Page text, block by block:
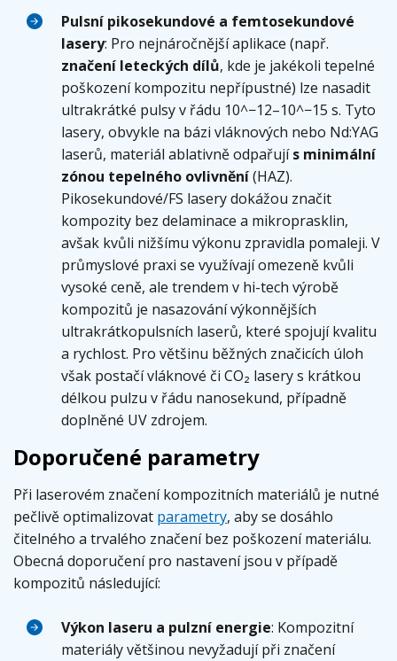
Pulsní pikosekundové a femtosekundové
lasery: Pro nejnáročnější aplikace (např.
značení leteckých dílů, kde je jakékoli tepelné
poškození kompozitu nepřípustné) lze nasadit
ultrakrátké pulsy v řádu 10^−12–10^−15 s. Tyto
lasery, obvykle na bázi vláknových nebo Nd:YAG
laserů, materiál ablativně odpařujís minimální
zónou tepelného ovlivnění(HAZ).
Pikosekundové/FS lasery dokážou značit
kompozity bez delaminace a mikroprasklin,
avšak kvůli nižšímu výkonu zpravidla pomaleji. V
průmyslové praxi se využívají omezeně kvůli
vysoké ceně, ale trendem v hi-tech výrobě
kompozitů je nasazování výkonnějších
ultrakrátkopulsních laserů, které spojují kvalitu
a rychlost. Pro většinu běžných značicích úloh
však postačí vláknové či CO₂ lasery s krátkou
délkou pulzu v řádu nanosekund, případně
doplněné UV zdrojem.
Doporučené parametry
Při laserovém značení kompozitních materiálů je nutné
pečlivě optimalizovat parametry, aby se dosáhlo
čitelného a trvalého značení bez poškození materiálu.
Obecná doporučení pro nastavení jsou v případě
kompozitů následující:
Výkon laseru a pulzní energie: Kompozitní
materiály většinou nevyžadují při značení